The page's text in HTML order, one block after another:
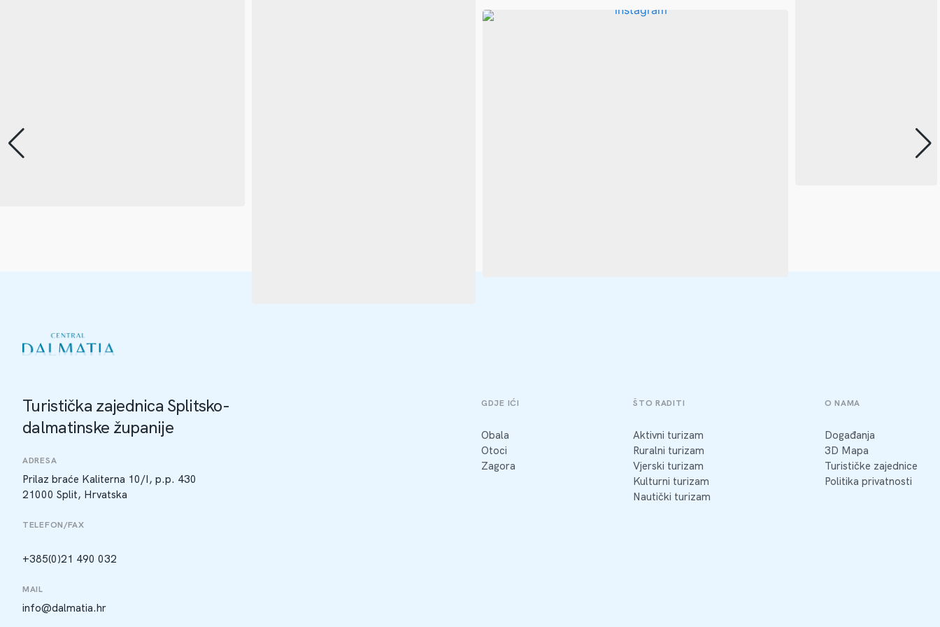
Turistička zajednica Splitsko-
dalmatinske županije
ADRESA
Prilaz braće Kaliterna 10/I, p.p. 430
21000 Split, Hrvatska
TELEFON/FAX
+385(0)21 490 032
MAIL
info@dalmatia.hr
GDJE IĆI
Obala
Otoci
Zagora
ŠTO RADITI
Aktivni turizam
Ruralni turizam
Vjerski turizam
Kulturni turizam
Nautički turizam
O NAMA
Događanja
3D Mapa
Turističke zajednice
Politika privatnosti